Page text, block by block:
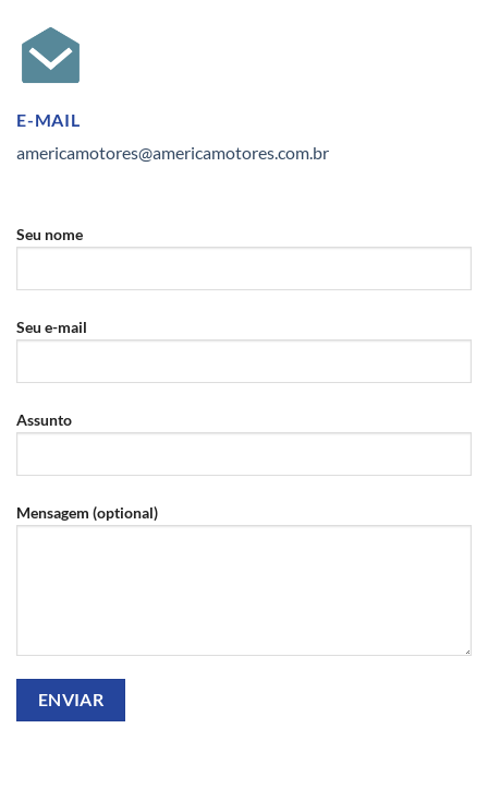
E-MAIL
americamotores@americamotores.com.br
Seu nome
Seu e-mail
Assunto
Mensagem (optional)